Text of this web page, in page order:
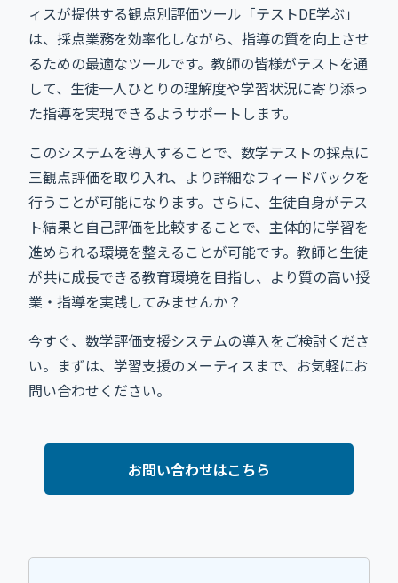
ィスが提供する観点別評価ツール「テストDE学ぶ」
は、採点業務を効率化しながら、指導の質を向上させ
るための最適なツールです。教師の皆様がテストを通
して、生徒一人ひとりの理解度や学習状況に寄り添っ
た指導を実現できるようサポートします。
このシステムを導入することで、数学テストの採点に
三観点評価を取り入れ、より詳細なフィードバックを
行うことが可能になります。さらに、生徒自身がテス
ト結果と自己評価を比較することで、主体的に学習を
進められる環境を整えることが可能です。教師と生徒
が共に成長できる教育環境を目指し、より質の高い授
業・指導を実践してみませんか？
今すぐ、数学評価支援システムの導入をご検討くださ
い。まずは、学習支援のメーティスまで、お気軽にお
問い合わせください。
お問い合わせはこちら